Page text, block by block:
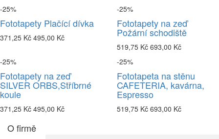
-25%
Fototapety Plačící dívka
371,25 Kč 495,00 Kč
-25%
Fototapety na zeď
Požární schodiště
519,75 Kč 693,00 Kč
-25%
Fototapety na zeď
SILVER ORBS,Stříbrné
koule
371,25 Kč 495,00 Kč
-25%
Fototapeta na stěnu
CAFETERIA, kavárna,
Espresso
519,75 Kč 693,00 Kč
O firmě